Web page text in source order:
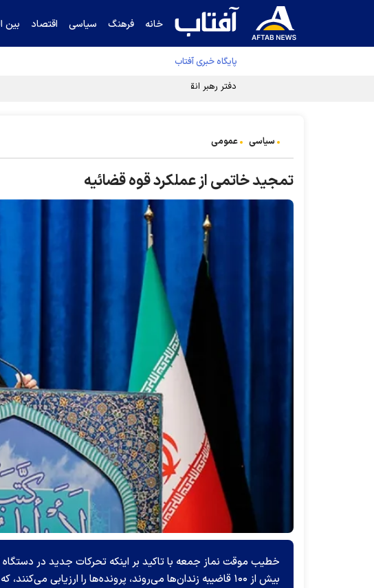
خانه فرهنگ سیاسی اقتصاد بین
پایگاه خبری آفتاب
دفتر رهبر انقلاب ادعای خرازی درباره پزشکیان را تکذیب کرد
سیاسی عمومی
تمجید خاتمی از عملکرد قوه قضائیه
خطیب موقت نماز جمعه با تاکید بر اینکه تحرکات جدید در
بیش از ۱۰۰ قاضیبه زندان‌ها می‌روند، پرونده‌ها را ارزیابی می‌کنند، که این امر ستودنی است.